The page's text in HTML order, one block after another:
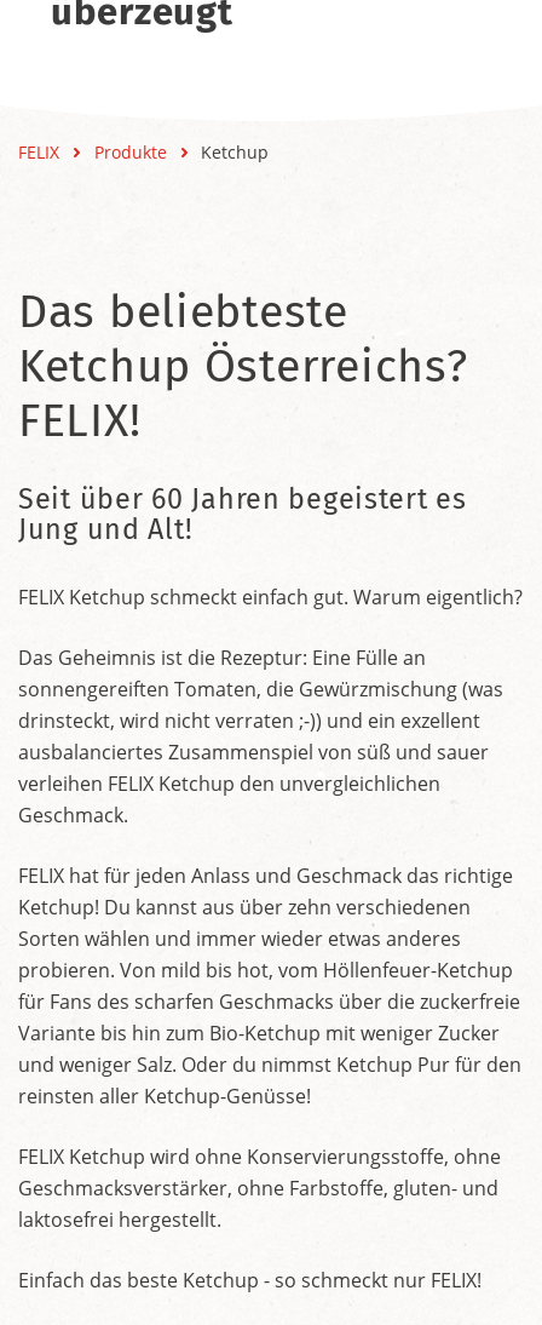
überzeugt
FELIX Produkte Ketchup
Das beliebteste
Ketchup Österreichs?
FELIX!
Seit über 60 Jahren begeistert es
Jung und Alt!
FELIX Ketchup schmeckt einfach gut. Warum eigentlich?
Das Geheimnis ist die Rezeptur: Eine Fülle an
sonnengereiften Tomaten, die Gewürzmischung (was
drinsteckt, wird nicht verraten ;-)) und ein exzellent
ausbalanciertes Zusammenspiel von süß und sauer
verleihen FELIX Ketchup den unvergleichlichen
Geschmack.
FELIX hat für jeden Anlass und Geschmack das richtige
Ketchup! Du kannst aus über zehn verschiedenen
Sorten wählen und immer wieder etwas anderes
probieren. Von mild bis hot, vom Höllenfeuer-Ketchup
für Fans des scharfen Geschmacks über die zuckerfreie
Variante bis hin zum Bio-Ketchup mit weniger Zucker
und weniger Salz. Oder du nimmst Ketchup Pur für den
reinsten aller Ketchup-Genüsse!
FELIX Ketchup wird ohne Konservierungsstoffe, ohne
Geschmacksverstärker, ohne Farbstoffe, gluten- und
laktosefrei hergestellt.
Einfach das beste Ketchup - so schmeckt nur FELIX!